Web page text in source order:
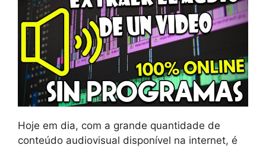
Hoje em dia, com a grande quantidade de
conteúdo audiovisual disponível na internet, é